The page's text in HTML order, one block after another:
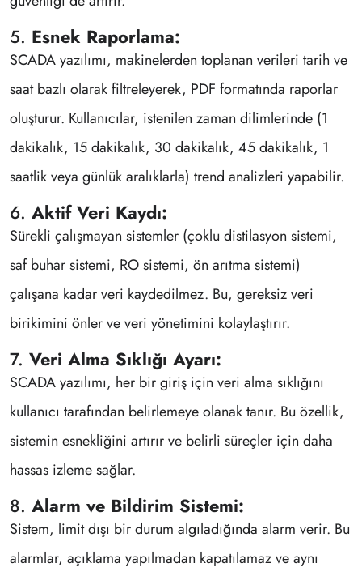
5. Esnek Raporlama:
SCADA yazılımı, makinelerden toplanan verileri tarih ve
saat bazlı olarak filtreleyerek, PDF formatında raporlar
oluşturur. Kullanıcılar, istenilen zaman dilimlerinde (1
dakikalık, 15 dakikalık, 30 dakikalık, 45 dakikalık, 1
saatlik veya günlük aralıklarla) trend analizleri yapabilir.
6. Aktif Veri Kaydı:
Sürekli çalışmayan sistemler (çoklu distilasyon sistemi,
saf buhar sistemi, RO sistemi, ön arıtma sistemi)
çalışana kadar veri kaydedilmez. Bu, gereksiz veri
birikimini önler ve veri yönetimini kolaylaştırır.
7. Veri Alma Sıklığı Ayarı:
SCADA yazılımı, her bir giriş için veri alma sıklığını
kullanıcı tarafından belirlemeye olanak tanır. Bu özellik,
sistemin esnekliğini artırır ve belirli süreçler için daha
hassas izleme sağlar.
8. Alarm ve Bildirim Sistemi:
Sistem, limit dışı bir durum algıladığında alarm verir. Bu
alarmlar, açıklama yapılmadan kapatılamaz ve aynı